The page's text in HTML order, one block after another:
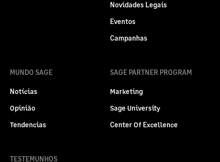
Novidades Legais
Eventos
Campanhas
MUNDO SAGE
Notícias
Opinião
Tendencias
SAGE PARTNER PROGRAM
Marketing
Sage University
Center Of Excellence
TESTEMUNHOS